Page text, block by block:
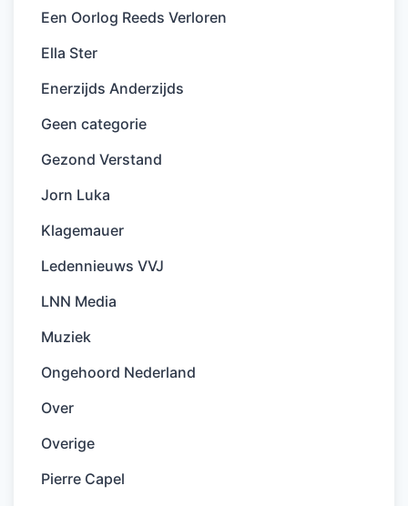
Een Oorlog Reeds Verloren
Ella Ster
Enerzijds Anderzijds
Geen categorie
Gezond Verstand
Jorn Luka
Klagemauer
Ledennieuws VVJ
LNN Media
Muziek
Ongehoord Nederland
Over
Overige
Pierre Capel